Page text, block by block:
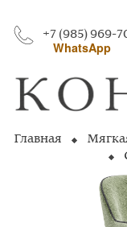
+7 (985) 969-
WhatsApp
Главная